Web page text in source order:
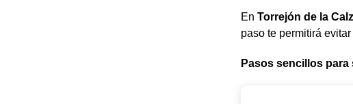
En Torrejón de la
paso te permitirá
Pasos sencillos